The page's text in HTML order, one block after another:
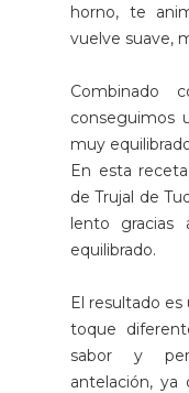
horno, te
vuelve suave,
Combinado
conseguimos
muy
En esta
de Trujal de
lento gracias
equilibrado.
El resultado
toque
sabor y
antelación,